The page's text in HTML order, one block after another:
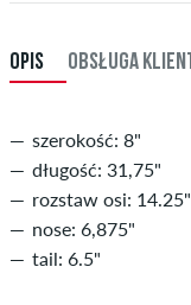
OPIS OBSŁUGA
szerokość: 8"
długość: 31,75"
rozstaw osi: 14.25"
nose: 6,875"
tail: 6.5"